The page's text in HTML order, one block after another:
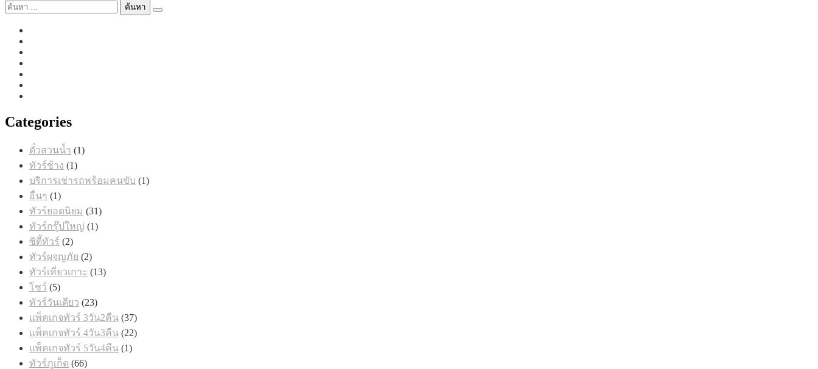
ค้นหา
Categories
ตั๋วสวนน้ำ 11
ทัวร์ช้าง 11
สินค้า
บริการเช่ารถพร้อมคนขับ 11
อื่นๆ 11
สินค้า
ทัวร์ยอดนิยม 3131
ทัวร์กรุ๊ปใหญ่ 11
ซิตี้ทัวร์ 22
สินค้า
ทัวร์ผจญภัย 22
สินค้า
ทัวร์เที่ยวเกาะ 1313
โชว์ 55
สินค้า
ทัวร์วันเดียว 2323
สินค้า
แพ็คเกจทัวร์ 3วัน2คืน 3737
สินค้า
แพ็คเกจทัวร์ 4วัน3คืน 2222
แพ็คเกจทัวร์ 5วัน4คืน 11
ทัวร์ภูเก็ต 6666